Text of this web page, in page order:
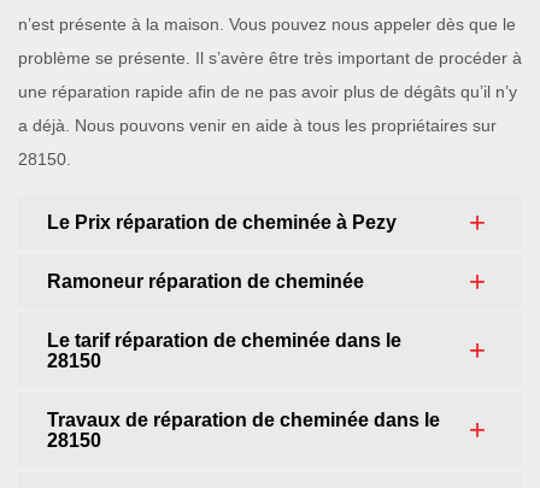
n’est présente à la maison. Vous pouvez nous appeler dès que le
problème se présente. Il s’avère être très important de procéder à
une réparation rapide afin de ne pas avoir plus de dégâts qu’il n’y
a déjà. Nous pouvons venir en aide à tous les propriétaires sur
28150.
Le Prix réparation de cheminée à Pezy
Ramoneur réparation de cheminée
Le tarif réparation de cheminée dans le
28150
Travaux de réparation de cheminée dans le
28150